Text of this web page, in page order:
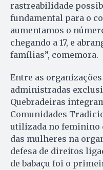
rastreabilidade
fundamental para o
aumentamos o
chegando a 17, e
famílias”, comemora.
Entre as
administradas
Quebradeiras
Comunidades
utilizada no feminino
das mulheres na
defesa de direitos
de babaçu foi o